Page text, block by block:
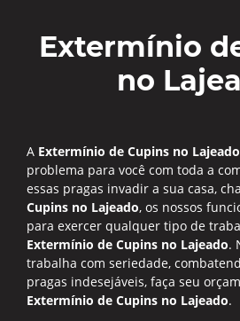
Extermínio
no
A Extermínio de Cupins no Lajeado
problema para você com toda a
essas pragas invadir a sua casa,
Cupins no Lajeado, os nossos
para exercer qualquer tipo de
Extermínio de Cupins no Lajeado.
trabalha com seriedade,
pragas indesejáveis, faça seu
Extermínio de Cupins no Lajeado.